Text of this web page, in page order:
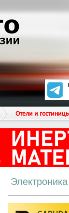
Отели и
Электроника